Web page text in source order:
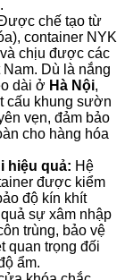
.
chế tạo từ
container NYK
chịu được các
Dù là nắng
dài ở Hà Nội,
cấu khung sườn
vẹn, đảm bảo
cho hàng hóa
hiệu quả: Hệ
được kiểm
độ kín khít
sự xâm nhập
trùng, bảo vệ
quan trọng đối
ẩm.